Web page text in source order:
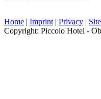
Home | Imprint | Privacy |
Copyright: Piccolo Hotel -